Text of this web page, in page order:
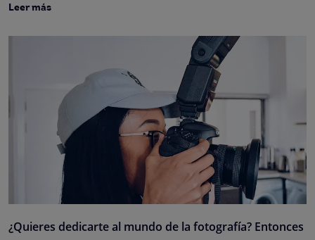
Leer más
¿Quieres dedicarte al mundo de la fotografía? Entonces